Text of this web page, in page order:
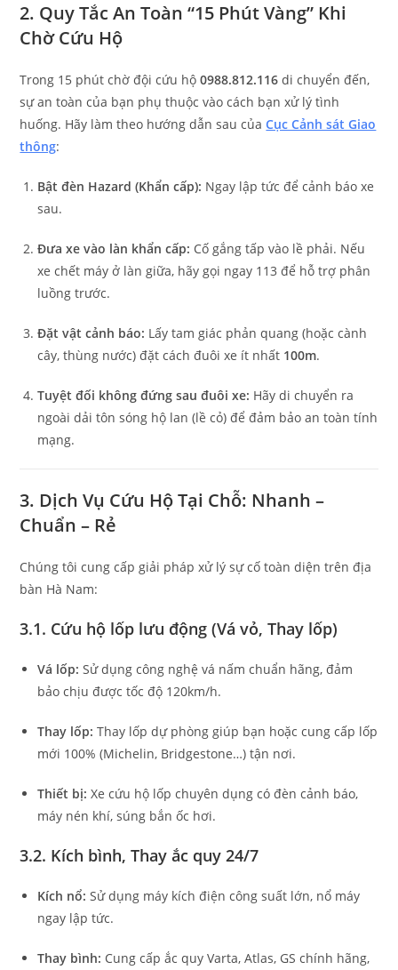
2. Quy Tắc An Toàn “15 Phút Vàng” Khi
Chờ Cứu Hộ
Trong 15 phút chờ đội cứu hộ0988.812.116 di chuyển đến,
sự an toàn của bạn phụ thuộc vào cách bạn xử lý tình
huống. Hãy làm theo hướng dẫn sau củaCục Cảnh sát Giao
thông:
Bật đèn Hazard (Khẩn cấp): Ngay lập tức để cảnh báo xe
sau.
Đưa xe vào làn khẩn cấp: Cố gắng tấp vào lề phải. Nếu
xe chết máy ở làn giữa, hãy gọi ngay 113 để hỗ trợ phân
luồng trước.
Đặt vật cảnh báo: Lấy tam giác phản quang (hoặc cành
cây, thùng nước) đặt cách đuôi xe ít nhất 100m.
Tuyệt đối không đứng sau đuôi xe: Hãy di chuyển ra
ngoài dải tôn sóng hộ lan (lề cỏ) để đảm bảo an toàn tính
mạng.
3. Dịch Vụ Cứu Hộ Tại Chỗ: Nhanh –
Chuẩn – Rẻ
Chúng tôi cung cấp giải pháp xử lý sự cố toàn diện trên địa
bàn Hà Nam:
3.1. Cứu hộ lốp lưu động (Vá vỏ, Thay lốp)
Vá lốp: Sử dụng công nghệ vá nấm chuẩn hãng, đảm
bảo chịu được tốc độ 120km/h.
Thay lốp: Thay lốp dự phòng giúp bạn hoặc cung cấp lốp
mới 100% (Michelin, Bridgestone…) tận nơi.
Thiết bị: Xe cứu hộ lốp chuyên dụng có đèn cảnh báo,
máy nén khí, súng bắn ốc hơi.
3.2. Kích bình, Thay ắc quy 24/7
Kích nổ: Sử dụng máy kích điện công suất lớn, nổ máy
ngay lập tức.
Thay bình: Cung cấp ắc quy Varta, Atlas, GS chính hãng,